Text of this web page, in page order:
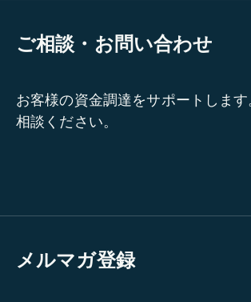
ご相談・お問い合わせ
お客様の資金調達をサポートしま
相談ください。
メルマガ登録